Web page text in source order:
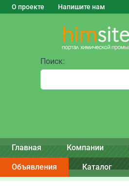
О проекте Напишите нам
Поиск:
Главная Компании
Объявления Каталог